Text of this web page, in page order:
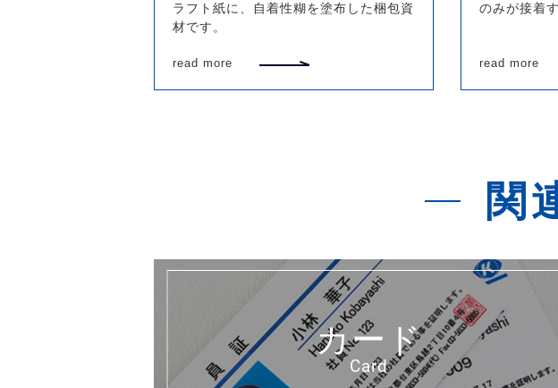
ラフト紙に、自着性糊を塗布した梱包資
材です。
read more
のみが接着
read more
関
カード